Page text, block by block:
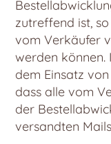
zutreffend ist,
vom Verkäufer
werden können.
dem Einsatz
dass alle vom
der
versandten